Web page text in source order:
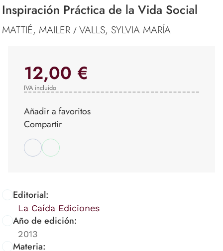
Inspiración Práctica de la Vida Social
MATTIÉ, MAILER / VALLS, SYLVIA MARÍA
Editorial:
La Caída Ediciones
Año de edición:
2013
Materia:
12,00 €
IVA incluido
Añadir a favoritos
Compartir